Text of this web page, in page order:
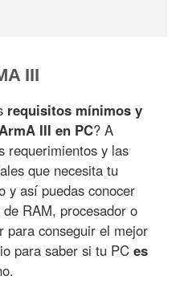
III
requisitos mínimos y
III en PC? A
requerimientos y las
que necesita tu
y así puedas conocer
RAM, procesador o
para conseguir el mejor
para saber si tu PCes